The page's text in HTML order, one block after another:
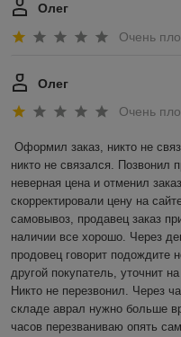
Олег
Очень
Олег
Очень
Оформил заказ, никто не
никто не связался. Позвонил
неверная цена и отменил
скорректировали цену на
самовывоз, продавец заказ
наличии все хорошо. Через
продовец говорит подождите
другой покупатель, уточнит
Никто не перезвонил. Через
складе аврал нужно больше
часов перезваниваю опять